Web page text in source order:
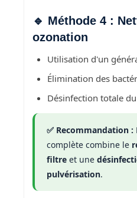
🔹 Méthode 4 :
ozonation
Utilisation d'un
Élimination des
Désinfection totale
✅ Recommandation :
complète combine le
filtre et une
pulvérisation.